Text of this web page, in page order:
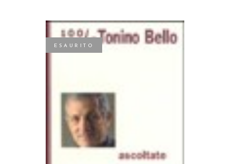
ESAURITO
LEGGI TUTTO